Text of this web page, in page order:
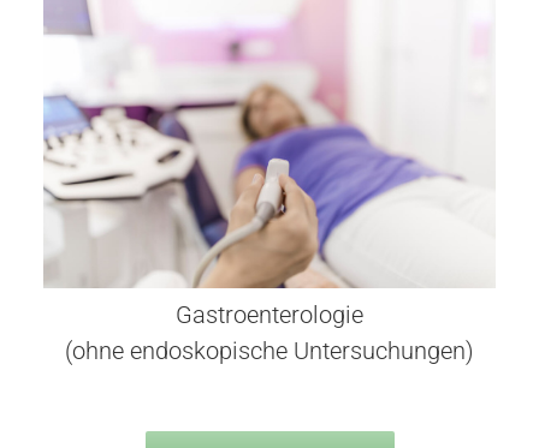
Gastroenterologie
(ohne endoskopische Untersuchungen)